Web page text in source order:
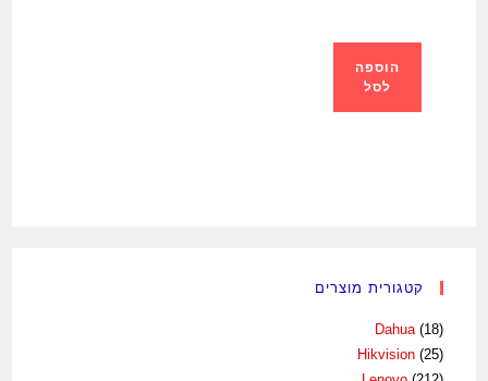
הוספה
לסל
קטגורית מוצרים
Dahua (18)
Hikvision (25)